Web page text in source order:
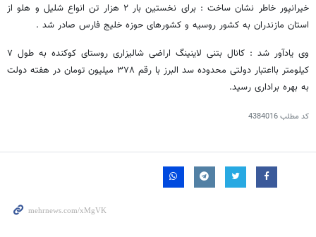
خیرانپور خاطر نشان ساخت : برای نخستین بار ۲ هزار تن انواع شلیل و هلو از
استان مازندران به کشور روسیه و کشورهای حوزه خلیج فارس صادر شد .
وی یادآور شد : کانال بتنی لاینینگ اراضی شالیزاری روستای کوکنده به طول ۷
کیلومتر بااعتبار دولتی محدوده سد البرز با رقم ۳۷۸ میلیون تومان در هفته دولت
به بهره براداری رسید.
کد مطلب4384016